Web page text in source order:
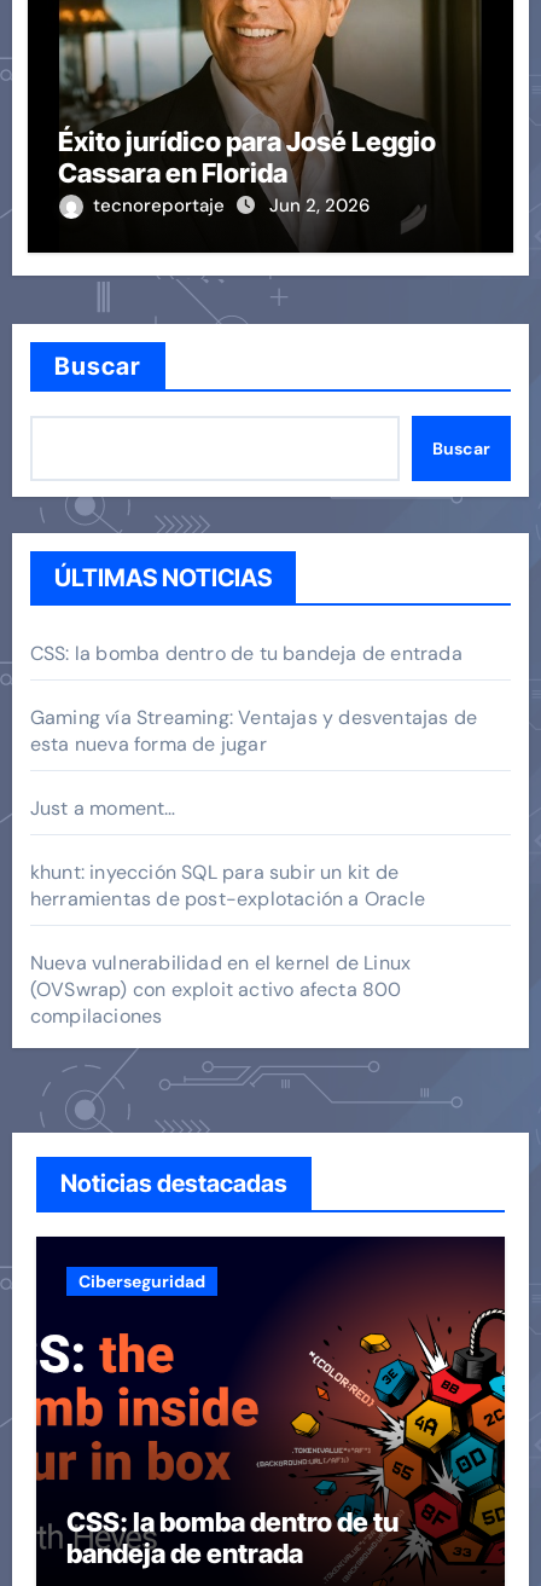
Éxito jurídico para José Leggio
Cassara en Florida
tecnoreportaje Jun 2, 2026
Buscar
Buscar
ÚLTIMAS NOTICIAS
CSS: la bomba dentro de tu bandeja de entrada
Gaming vía Streaming: Ventajas y desventajas de
esta nueva forma de jugar
Just a moment…
khunt: inyección SQL para subir un kit de
herramientas de post-explotación a Oracle
Nueva vulnerabilidad en el kernel de Linux
(OVSwrap) con exploit activo afecta 800
compilaciones
Noticias destacadas
Ciberseguridad
CSS: la bomba dentro de tu
bandeja de entrada